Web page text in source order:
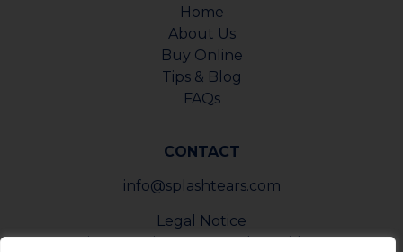
Home
About Us
Buy Online
Tips & Blog
FAQs
CONTACT
info@splashtears.com
Legal Notice
Privacy Notice For Nevada Residents